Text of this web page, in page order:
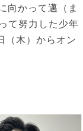
向かって邁（ま
て努力した少年
（木）からオン